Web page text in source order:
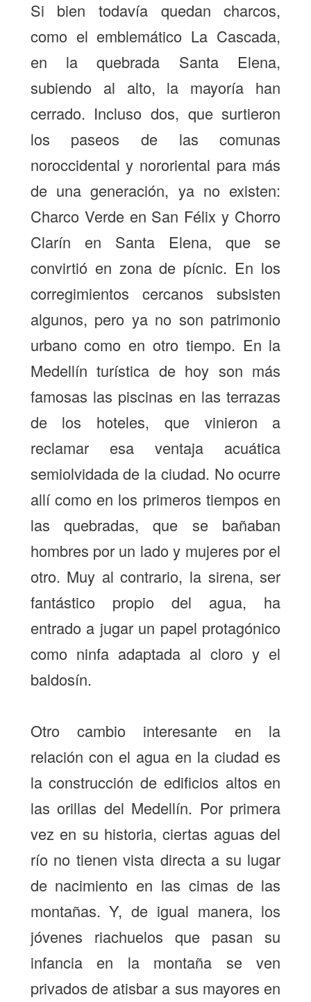
Si bien todavía quedan charcos,
como el emblemático La Cascada,
en la quebrada Santa Elena,
subiendo al alto, la mayoría han
cerrado. Incluso dos, que surtieron
los paseos de las comunas
noroccidental y nororiental para más
de una generación, ya no existen:
Charco Verde en San Félix y Chorro
Clarín en Santa Elena, que se
convirtió en zona de pícnic. En los
corregimientos cercanos subsisten
algunos, pero ya no son patrimonio
urbano como en otro tiempo. En la
Medellín turística de hoy son más
famosas las piscinas en las terrazas
de los hoteles, que vinieron a
reclamar esa ventaja acuática
semiolvidada de la ciudad. No ocurre
allí como en los primeros tiempos en
las quebradas, que se bañaban
hombres por un lado y mujeres por el
otro. Muy al contrario, la sirena, ser
fantástico propio del agua, ha
entrado a jugar un papel protagónico
como ninfa adaptada al cloro y el
baldosín.
Otro cambio interesante en la
relación con el agua en la ciudad es
la construcción de edificios altos en
las orillas del Medellín. Por primera
vez en su historia, ciertas aguas del
río no tienen vista directa a su lugar
de nacimiento en las cimas de las
montañas. Y, de igual manera, los
jóvenes riachuelos que pasan su
infancia en la montaña se ven
privados de atisbar a sus mayores en